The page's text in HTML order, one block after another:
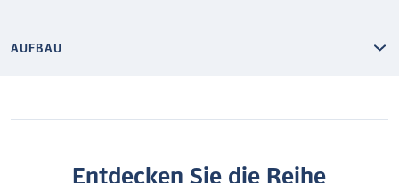
AUFBAU
Entdecken Sie die Reihe